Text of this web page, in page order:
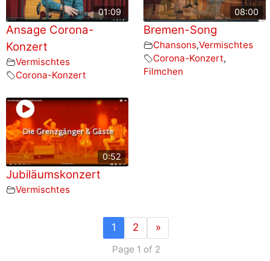
01:09
Ansage Corona-
Konzert
Vermischtes
Corona-Konzert
08:00
Bremen-Song
Chansons,Vermischtes
Corona-Konzert,
Filmchen
0:52
Jubiläumskonzert
Vermischtes
1 2 »
Page 1 of 2